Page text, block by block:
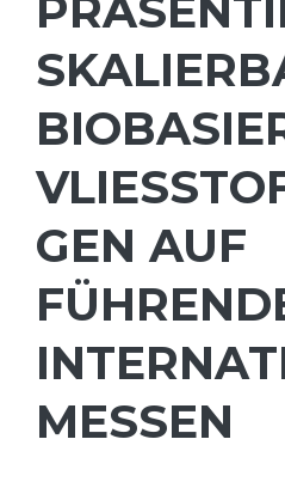
GEN AUF
MESSEN